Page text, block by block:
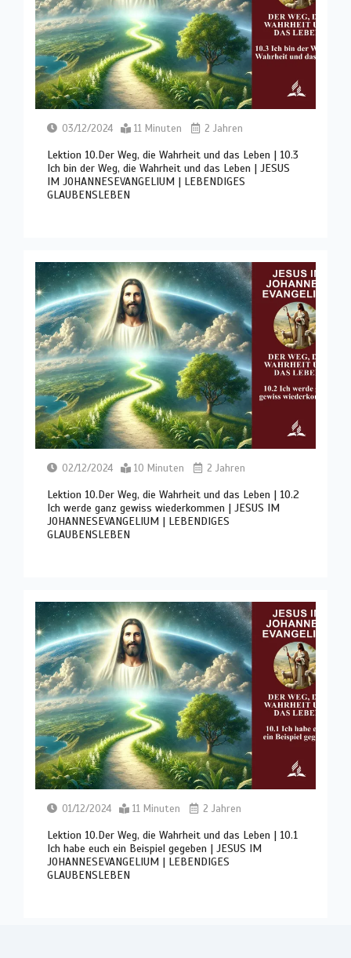
03/12/2024 11 Minuten 2 Jahren
Lektion 10.Der Weg, die Wahrheit und das Leben | 10.3
Ich bin der Weg, die Wahrheit und das Leben | JESUS
IM JOHANNESEVANGELIUM | LEBENDIGES
GLAUBENSLEBEN
02/12/2024 10 Minuten 2 Jahren
Lektion 10.Der Weg, die Wahrheit und das Leben | 10.2
Ich werde ganz gewiss wiederkommen | JESUS IM
JOHANNESEVANGELIUM | LEBENDIGES
GLAUBENSLEBEN
01/12/2024 11 Minuten 2 Jahren
Lektion 10.Der Weg, die Wahrheit und das Leben | 10.1
Ich habe euch ein Beispiel gegeben | JESUS IM
JOHANNESEVANGELIUM | LEBENDIGES
GLAUBENSLEBEN